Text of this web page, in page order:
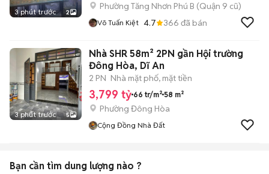
3 phút trước 2
Phường Tăng Nhơn Phú B (Quận 9 cũ)
Võ Tuấn Kiệt 4.7 366 đã bán
3 phút trước 5
Nhà SHR 58m² 2PN gần Hội trường
Đông Hòa, Dĩ An
2 PN Nhà mặt phố, mặt tiền
3,799 tỷ 66 tr/m² 58 m²
Phường Đông Hòa
Cộng Đồng Nhà Đất
Bạn cần tìm dung lượng nào ?